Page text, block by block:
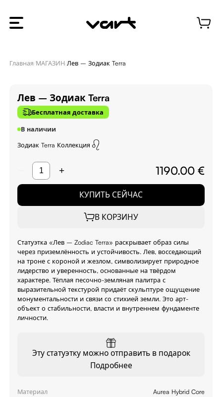
Главная/МАГАЗИН/Лев – Зодиак Terra
Лев – Зодиак Terra
Бесплатная доставка
В наличии
Зодиак Terra Коллекция
+ 1190.00 €
КУПИТЬ СЕЙЧАС
В КОРЗИНУ
Статуэтка «Лев – Zodiac Terra» раскрывает образ силы
через приземлённость и устойчивость. Лев, восседающий
на троне с короной и жезлом, символизирует природное
лидерство и уверенность, основанные на твёрдом
характере. Тёплая песочно-земляная палитра с
выразительной текстурой придаёт скульптуре ощущение
монументальности и связи со стихией земли. Это арт-
объект о стабильности, власти и внутреннем фундаменте
личности.
Эту статуэтку можно отправить в подарок
Подробнее
Материал
Aurea Hybrid Core